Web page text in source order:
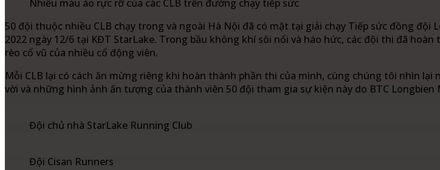
Nhiều màu áo rực rỡ của các CLB trên đường chạy tiếp sức
50 đội thuộc nhiều CLB chạy trong và ngoài Hà Nội đã có mặt tại giải chạy Tiếp sức đồng đội
2022 ngày 12/6 tại KĐT StarLake. Trong bầu không khí sôi nổi và háo hức, các đội thi đã
rèo cổ vũ của nhiều cổ động viên.
Mỗi CLB lại có cách ăn mừng riêng khi hoàn thành phần thi của mình, cùng chúng tôi nhìn
vời và những hình ảnh ấn tượng của thành viên 50 đội tham gia sự kiện này do BTC Longbien
Đội chủ nhà StarLake Running Club
Đội Cisan Runners